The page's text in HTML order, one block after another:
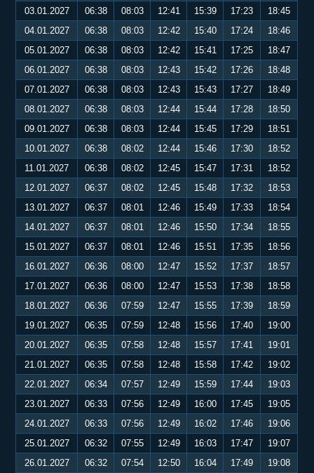
03.01.2027
06:38 08:03 12:41 15:39 17:23
18:45
04.01.2027
06:38 08:03 12:42 15:40 17:24
18:46
05.01.2027
06:38 08:03 12:42 15:41 17:25
18:47
06.01.2027
06:38 08:03 12:43 15:42 17:26
18:48
07.01.2027
06:38 08:03 12:43 15:43 17:27
18:49
08.01.2027
06:38 08:03 12:44 15:44 17:28
18:50
09.01.2027
06:38 08:03 12:44 15:45 17:29
18:51
10.01.2027
06:38 08:02 12:44 15:46 17:30
18:52
11.01.2027
06:38 08:02 12:45 15:47 17:31
18:52
12.01.2027
06:37 08:02 12:45 15:48 17:32
18:53
13.01.2027
06:37 08:01 12:46 15:49 17:33
18:54
14.01.2027
06:37 08:01 12:46 15:50 17:34
18:55
15.01.2027
06:37 08:01 12:46 15:51 17:35
18:56
16.01.2027
06:36 08:00 12:47 15:52 17:37
18:57
17.01.2027
06:36 08:00 12:47 15:53 17:38
18:58
18.01.2027
06:36 07:59 12:47 15:55 17:39
18:59
19.01.2027
06:35 07:59 12:48 15:56 17:40
19:00
20.01.2027
06:35 07:58 12:48 15:57 17:41
19:01
21.01.2027
06:35 07:58 12:48 15:58 17:42
19:02
22.01.2027
06:34 07:57 12:49 15:59 17:44
19:03
23.01.2027
06:33 07:56 12:49 16:00 17:45
19:05
24.01.2027
06:33 07:56 12:49 16:02 17:46
19:06
25.01.2027
06:32 07:55 12:49 16:03 17:47
19:07
26.01.2027
06:32 07:54 12:50 16:04 17:49
19:08